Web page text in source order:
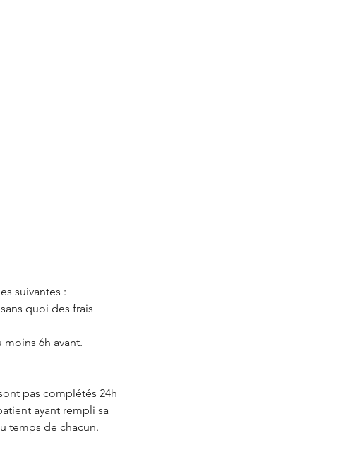
suivantes :
quoi des frais
moins 6h avant.
pas complétés 24h
ayant rempli sa
temps de chacun.